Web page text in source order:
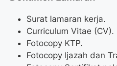
Surat lamaran kerja.
Curriculum Vitae (CV).
Fotocopy KTP.
Fotocopy Ijazah dan